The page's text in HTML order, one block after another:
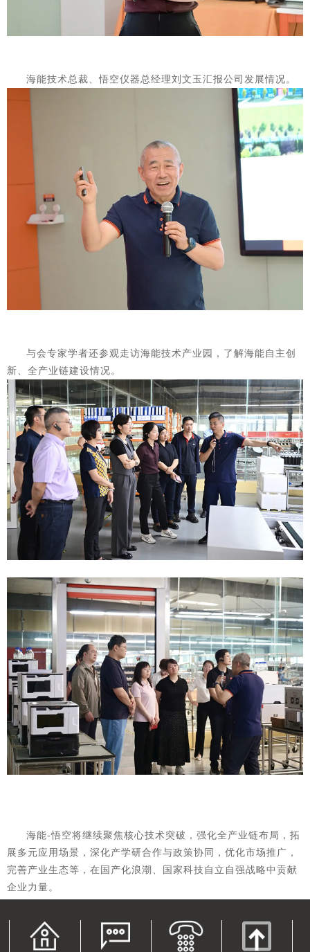
海能技术总裁、悟空仪器总经理刘文玉汇报公司发展情况。
与会专家学者还参观走访海能技术产业园，了解海能自主创
新、全产业链建设情况。
海能-悟空将继续聚焦核心技术突破，强化全产业链布局，拓
展多元应用场景，深化产学研合作与政策协同，优化市场推广，
完善产业生态等，在国产化浪潮、国家科技自立自强战略中贡献
企业力量。